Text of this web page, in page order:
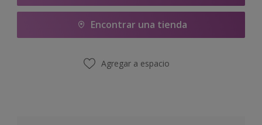
Encontrar una tienda
Agregar a espacio